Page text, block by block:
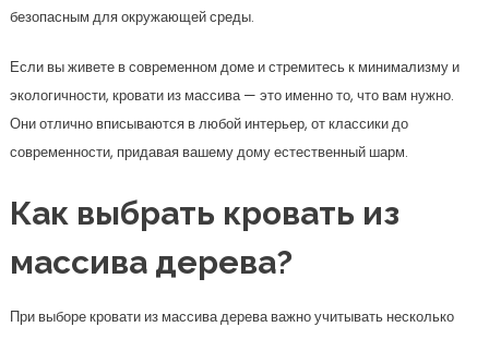
безопасным для окружающей среды.
Если вы живете в современном доме и стремитесь к минимализму и
экологичности, кровати из массива — это именно то, что вам нужно.
Они отлично вписываются в любой интерьер, от классики до
современности, придавая вашему дому естественный шарм.
Как выбрать кровать из
массива дерева?
При выборе кровати из массива дерева важно учитывать несколько